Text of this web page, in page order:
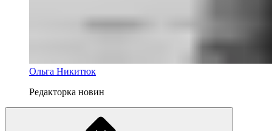
Ольга Никитюк
Редакторка новин